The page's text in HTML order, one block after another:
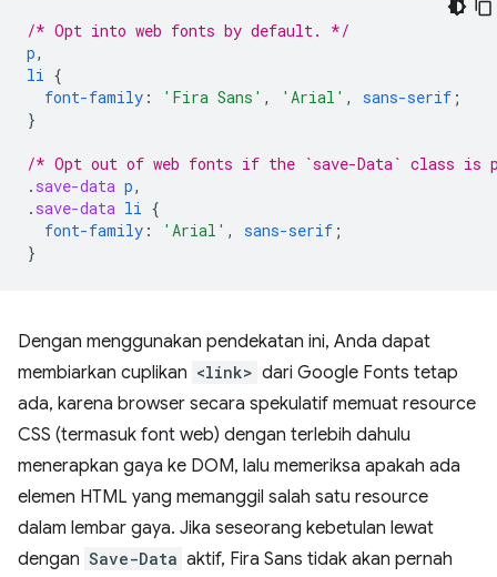
/* Opt into web fonts by default. */
p,
li {
font-family : 'Fira Sans' , 'Arial' , sans-serif ;
}
/* Opt out of web fonts if the `save-Data` class is
. save-data p,
. save-data li {
font-family : 'Arial' , sans-serif ;
}
Dengan menggunakan pendekatan ini, Anda dapat
membiarkan cuplikan <link> dari Google Fonts tetap
ada, karena browser secara spekulatif memuat resource
CSS (termasuk font web) dengan terlebih dahulu
menerapkan gaya ke DOM, lalu memeriksa apakah ada
elemen HTML yang memanggil salah satu resource
dalam lembar gaya. Jika seseorang kebetulan lewat
dengan Save-Data aktif, Fira Sans tidak akan pernah